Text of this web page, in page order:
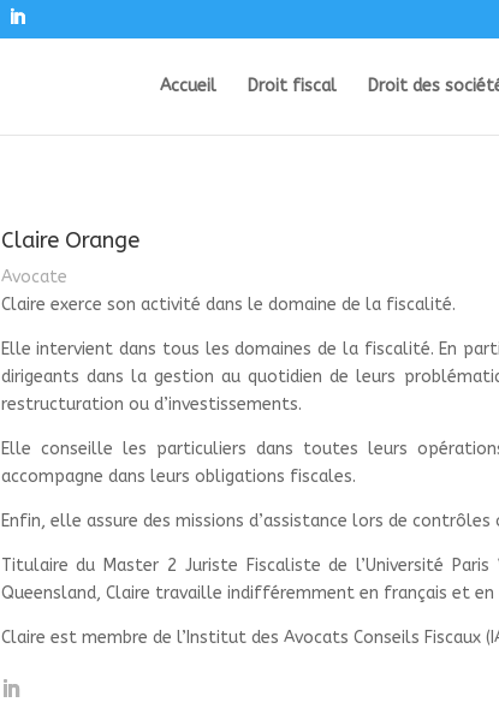
Accueil Droit fiscal Droit des
Claire Orange
Avocate
Claire exerce son activité dans le domaine de la fiscalité.
Elle intervient dans tous les domaines de la fiscalité. En
dirigeants dans la gestion au quotidien de leurs
restructuration ou d’investissements.
Elle conseille les particuliers dans toutes leurs
accompagne dans leurs obligations fiscales.
Enfin, elle assure des missions d’assistance lors de
Titulaire du Master 2 Juriste Fiscaliste de l’Université Paris
Queensland, Claire travaille indifféremment en français et en
Claire est membre de l’Institut des Avocats Conseils Fiscaux